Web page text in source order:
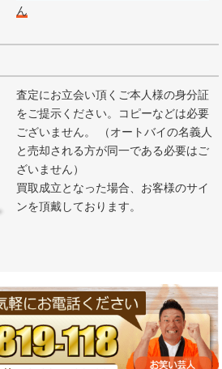
ん
査定にお立会い頂くご本人様の身分証
をご提示ください。コピーなどは必要
ございません。 （オートバイの名義人
と売却される方が同一である必要はご
ざいません）
買取成立となった場合、お客様のサイ
ンを頂戴しております。